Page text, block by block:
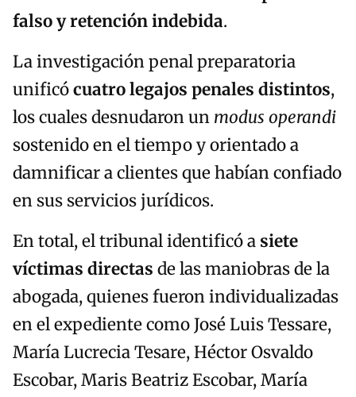
falso y retención indebida.
La investigación penal preparatoria
unificócuatro legajos penales distintos,
los cuales desnudaron un modus operandi
sostenido en el tiempo y orientado a
damnificar a clientes que habían confiado
en sus servicios jurídicos.
En total, el tribunal identificó a siete
víctimas directas de las maniobras de la
abogada, quienes fueron individualizadas
en el expediente como José Luis Tessare,
María Lucrecia Tesare, Héctor Osvaldo
Escobar, Maris Beatriz Escobar, María